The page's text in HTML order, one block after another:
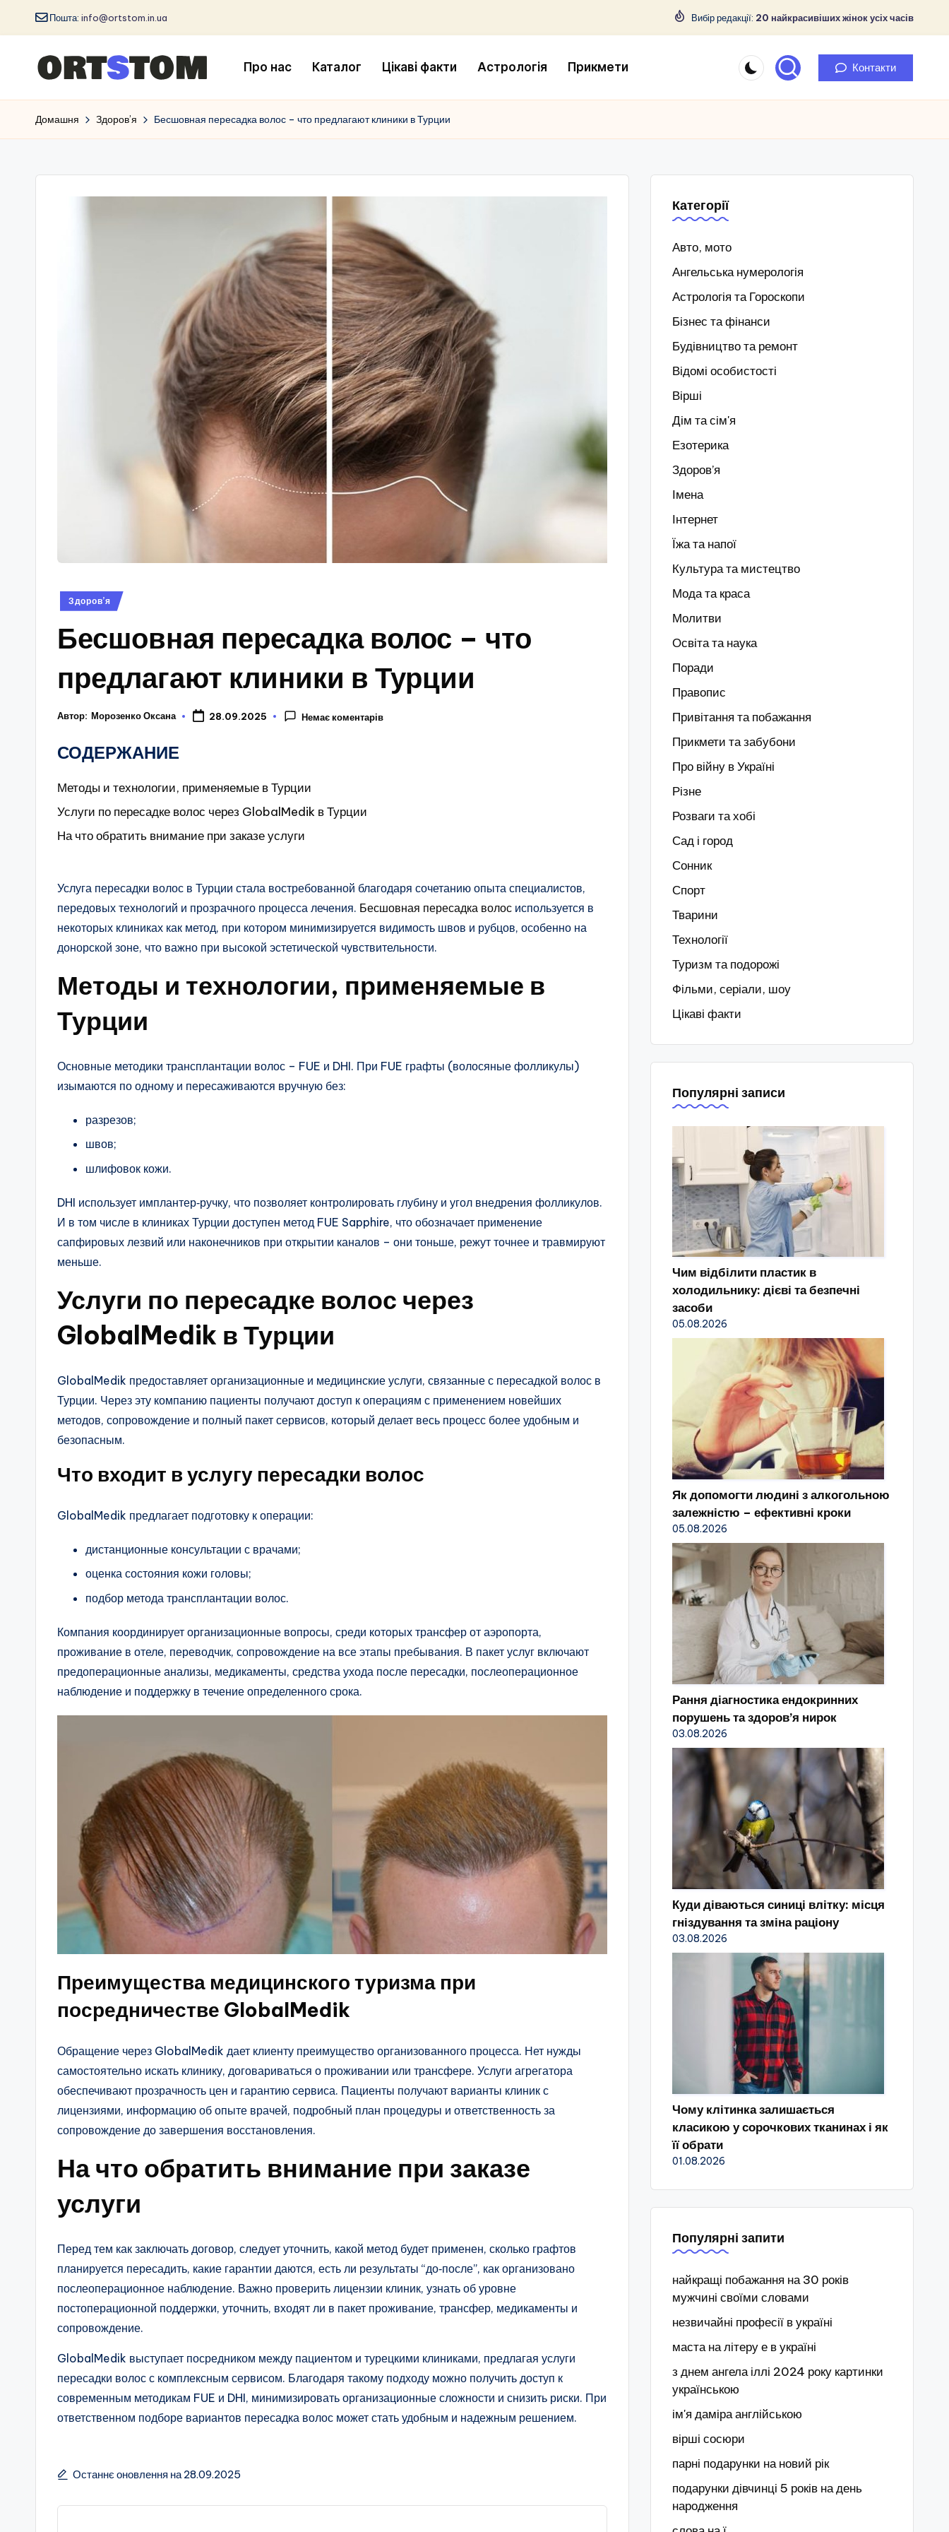
Пошта: info@ortstom.in.ua Вибір редакції: 20 найкрасивіших жінок усіх часів
Про нас Каталог Цікаві факти Астрологія Прикмети Контакти
Домашня Здоров’я Бесшовная пересадка волос – что предлагают клиники в Турции
Опубліковано
Здоров’я
Бесшовная пересадка волос – что
предлагают клиники в Турции
Автор: Морозенко Оксана 28.09.2025 Немає коментарів
СОДЕРЖАНИЕ
Методы и технологии, применяемые в Турции
Услуги по пересадке волос через GlobalMedik в Турции
На что обратить внимание при заказе услуги
Услуга пересадки волос в Турции стала востребованной благодаря сочетанию опыта специалистов,
передовых технологий и прозрачного процесса лечения. Бесшовная пересадка волос используется в
некоторых клиниках как метод, при котором минимизируется видимость швов и рубцов, особенно на
донорской зоне, что важно при высокой эстетической чувствительности.
Методы и технологии, применяемые в
Турции
Основные методики трансплантации волос – FUE и DHI. При FUE графты (волосяные фолликулы)
изымаются по одному и пересаживаются вручную без:
разрезов;
швов;
шлифовок кожи.
DHI использует имплантер‑ручку, что позволяет контролировать глубину и угол внедрения фолликулов.
И в том числе в клиниках Турции доступен метод FUE Sapphire, что обозначает применение
сапфировых лезвий или наконечников при открытии каналов – они тоньше, режут точнее и травмируют
меньше.
Услуги по пересадке волос через
GlobalMedik в Турции
GlobalMedik предоставляет организационные и медицинские услуги, связанные с пересадкой волос в
Турции. Через эту компанию пациенты получают доступ к операциям с применением новейших
методов, сопровождение и полный пакет сервисов, который делает весь процесс более удобным и
безопасным.
Что входит в услугу пересадки волос
GlobalMedik предлагает подготовку к операции:
дистанционные консультации с врачами;
оценка состояния кожи головы;
подбор метода трансплантации волос.
Компания координирует организационные вопросы, среди которых трансфер от аэропорта,
проживание в отеле, переводчик, сопровождение на все этапы пребывания. В пакет услуг включают
предоперационные анализы, медикаменты, средства ухода после пересадки, послеоперационное
наблюдение и поддержку в течение определенного срока.
Преимущества медицинского туризма при
посредничестве GlobalMedik
Обращение через GlobalMedik дает клиенту преимущество организованного процесса. Нет нужды
самостоятельно искать клинику, договариваться о проживании или трансфере. Услуги агрегатора
обеспечивают прозрачность цен и гарантию сервиса. Пациенты получают варианты клиник с
лицензиями, информацию об опыте врачей, подробный план процедуры и ответственность за
сопровождение до завершения восстановления.
На что обратить внимание при заказе
услуги
Перед тем как заключать договор, следует уточнить, какой метод будет применен, сколько графтов
планируется пересадить, какие гарантии даются, есть ли результаты “до‑после”, как организовано
послеоперационное наблюдение. Важно проверить лицензии клиник, узнать об уровне
постоперационной поддержки, уточнить, входят ли в пакет проживание, трансфер, медикаменты и
сопровождение.
GlobalMedik выступает посредником между пациентом и турецкими клиниками, предлагая услуги
пересадки волос с комплексным сервисом. Благодаря такому подходу можно получить доступ к
современным методикам FUE и DHI, минимизировать организационные сложности и снизить риски. При
ответственном подборе вариантов пересадка волос может стать удобным и надежным решением.
Останнє оновлення на 28.09.2025
Категорії
Авто, мото
Ангельська нумерологія
Астрологія та Гороскопи
Бізнес та фінанси
Будівництво та ремонт
Відомі особистості
Вірші
Дім та сім'я
Езотерика
Здоров’я
Імена
Інтернет
Їжа та напої
Культура та мистецтво
Мода та краса
Молитви
Освіта та наука
Поради
Правопис
Привітання та побажання
Прикмети та забубони
Про війну в Україні
Різне
Розваги та хобі
Сад і город
Сонник
Спорт
Тварини
Технології
Туризм та подорожі
Фільми, серіали, шоу
Цікаві факти
Популярні записи
Чим відбілити пластик в
холодильнику: дієві та безпечні
засоби
05.08.2026
Як допомогти людині з алкогольною
залежністю – ефективні кроки
05.08.2026
Рання діагностика ендокринних
порушень та здоров’я нирок
03.08.2026
Куди діваються синиці влітку: місця
гніздування та зміна раціону
03.08.2026
Чому клітинка залишається
класикою у сорочкових тканинах і як
її обрати
01.08.2026
Популярні запити
найкращі побажання на 30 років
мужчині своїми словами
незвичайні професії в україні
маста на літеру е в україні
з днем ангела іллі 2024 року картинки
українською
ім'я даміра англійською
вірші сосюри
парні подарунки на новий рік
подарунки дівчинці 5 років на день
народження